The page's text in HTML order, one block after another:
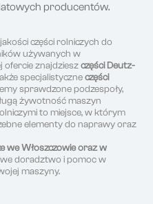
producentów.
części rolniczych do
używanych w
znajdzieszczęści Deutz-
specjalistyczneczęści
sprawdzone podzespoły,
żywotność maszyn
to miejsce, w którym
elementy do naprawy oraz
we Włoszczowie oraz w
doradztwo i pomoc w
maszyny.